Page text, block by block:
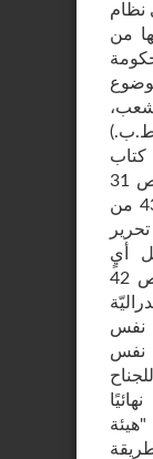
نظام
من
كتاب
ص 31
ص 42 و43 من
أيٍ
ص 42
نفس
من نفس